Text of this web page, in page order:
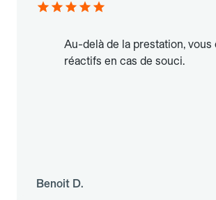
Au-delà de la prestation, vous
réactifs en cas de souci.
Benoit D.